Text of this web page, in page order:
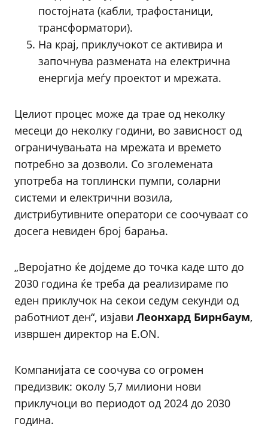
постојната (кабли, трафостаници,
трансформатори).
На крај, приклучокот се активира и
започнува размената на електрична
енергија меѓу проектот и мрежата.
Целиот процес може да трае од неколку
месеци до неколку години, во зависност од
ограничувањата на мрежата и времето
потребно за дозволи. Со зголемената
употреба на топлински пумпи, соларни
системи и електрични возила,
дистрибутивните оператори се соочуваат со
досега невиден број барања.
„Веројатно ќе дојдеме до точка каде што до
2030 година ќе треба да реализираме по
еден приклучок на секои седум секунди од
работниот ден“, изјави Леонхард Бирнбаум,
извршен директор на E.ON.
Компанијата се соочува со огромен
предизвик: околу 5,7 милиони нови
приклучоци во периодот од 2024 до 2030
година.